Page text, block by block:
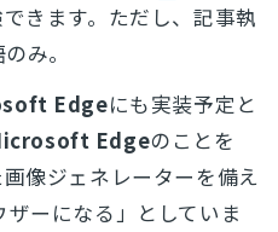
きます。ただし、記事執
み。
Edgeにも実装予定と
Edgeのことを
像ジェネレーターを備え
ーになる」としていま